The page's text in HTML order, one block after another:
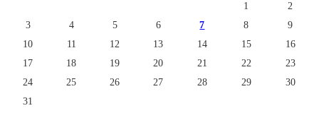
1
2
3
4 5 6 7 8
9
10
11 12 13 14 15
16
17
18 19 20 21 22
23
24
25 26 27 28 29
30
31